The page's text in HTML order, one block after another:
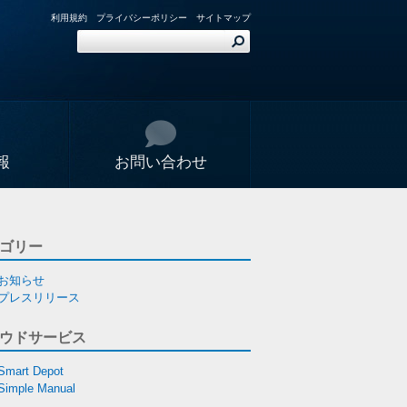
サイトマップ
プライバシーポリシー
利用規約
お問い合わせ
リー
知らせ
レスリリース
ドサービス
Depot
Manual